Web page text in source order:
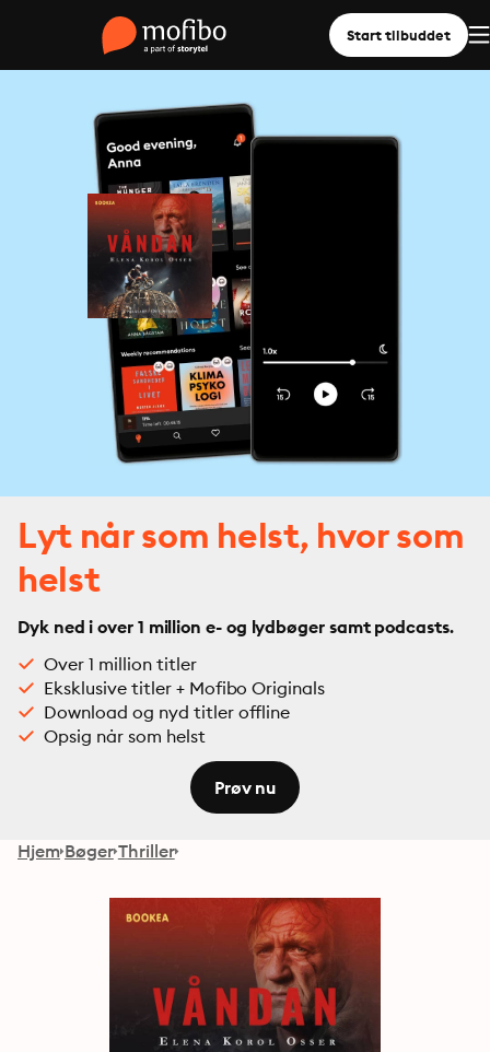
Start tilbuddet
Lyt når som helst, hvor som
helst
Dyk ned i over 1 million e- og lydbøger samt podcasts.
Over 1 million titler
Eksklusive titler + Mofibo Originals
Download og nyd titler offline
Opsig når som helst
Prøv nu
Hjem Bøger Thriller